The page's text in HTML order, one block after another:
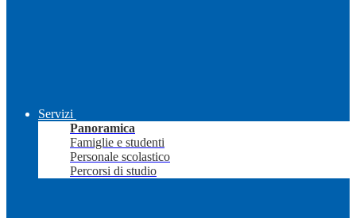
Servizi
Panoramica
Famiglie e studenti
Personale scolastico
Percorsi di studio